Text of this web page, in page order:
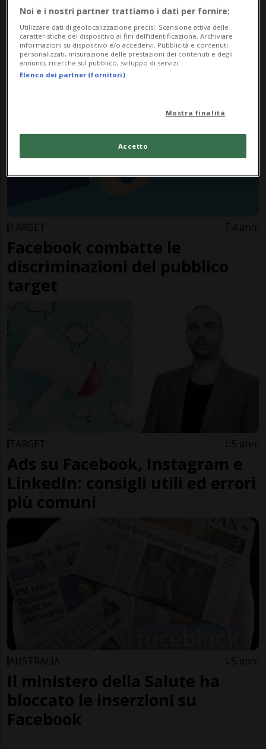
SVIZZERA
Federali, inserzioni: i partiti
abbandonano i giornali
cartacei
TARGET 4 anni
Facebook combatte le
discriminazioni del pubblico
target
TARGET 5 anni
Ads su Facebook, Instagram e
LinkedIn: consigli utili ed errori
più comuni
AUSTRALIA 5 anni
Il ministero della Salute ha
bloccato le inserzioni su
Facebook
Noi e i nostri partner trattiamo i dati per fornire:
Utilizzare dati di geolocalizzazione precisi. Scansione attiva delle
caratteristiche del dispositivo ai fini dell’identificazione. Archiviare
informazioni su dispositivo e/o accedervi. Pubblicità e contenuti
personalizzati, misurazione delle prestazioni dei contenuti e degli
annunci, ricerche sul pubblico, sviluppo di servizi.
Elenco dei partner (fornitori)
Mostra finalità
Accetto